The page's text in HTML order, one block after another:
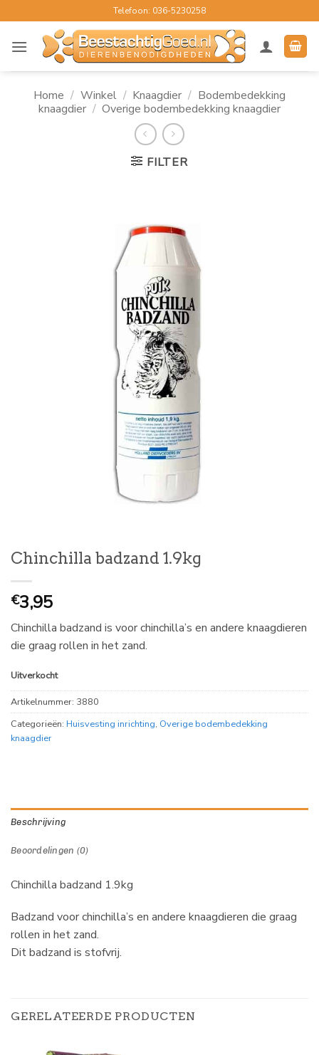
naar
inhoud
Telefoon: 036-5230258
Home / Winkel / Knaagdier / Bodembedekking
knaagdier / Overige bodembedekking knaagdier
FILTER
Chinchilla badzand 1.9kg
€3,95
Chinchilla badzand is voor chinchilla’s en andere knaagdieren
die graag rollen in het zand.
Uitverkocht
Artikelnummer: 3880
Categorieën: Huisvesting inrichting, Overige bodembedekking
knaagdier
Beschrijving
Beoordelingen (0)
Chinchilla badzand 1.9kg
Badzand voor chinchilla’s en andere knaagdieren die graag
rollen in het zand.
Dit badzand is stofvrij.
GERELATEERDE PRODUCTEN